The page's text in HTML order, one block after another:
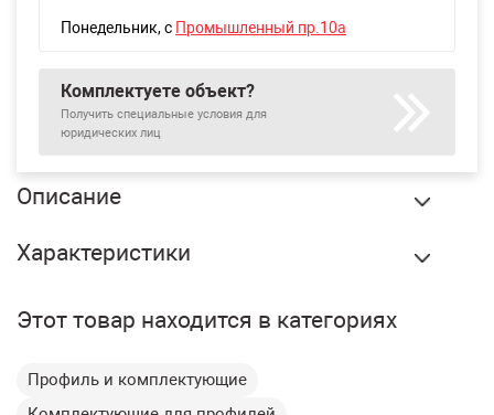
Понедельник, с Промышленный пр.10а
Комплектуете объект?
Получить специальные условия для
юридических лиц
Описание
упак купить в Екатеринбурге по оптовой цене в интернет
Элемент предназначен для удлинения Нониус подвеса и
Крепление осуществляется с помощью Нониус
Характеристики
Вес: 0.246 кг
Длина:
Этот товар находится в категориях
Профиль и комплектующие